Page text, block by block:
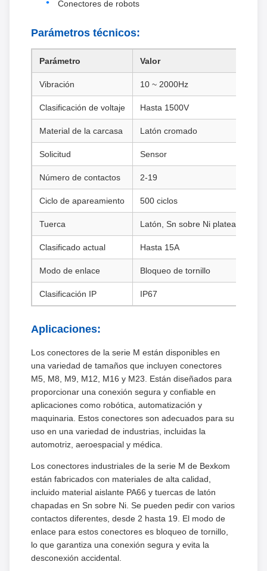
Conectores de robots
Parámetros técnicos:
Parámetro Valor
Vibración 10 ~ 2000Hz
Clasificación de voltaje Hasta 1500V
Material de la carcasa Latón cromado
Solicitud Sensor
Número de contactos 2-19
Ciclo de apareamiento 500 ciclos
Tuerca Latón, Sn sobre Ni plateado
Clasificado actual Hasta 15A
Modo de enlace Bloqueo de tornillo
Clasificación IP IP67
Aplicaciones:
Los conectores de la serie M están disponibles en
una variedad de tamaños que incluyen conectores
M5, M8, M9, M12, M16 y M23. Están diseñados para
proporcionar una conexión segura y confiable en
aplicaciones como robótica, automatización y
maquinaria. Estos conectores son adecuados para su
uso en una variedad de industrias, incluidas la
automotriz, aeroespacial y médica.
Los conectores industriales de la serie M de Bexkom
están fabricados con materiales de alta calidad,
incluido material aislante PA66 y tuercas de latón
chapadas en Sn sobre Ni. Se pueden pedir con varios
contactos diferentes, desde 2 hasta 19. El modo de
enlace para estos conectores es bloqueo de tornillo,
lo que garantiza una conexión segura y evita la
desconexión accidental.